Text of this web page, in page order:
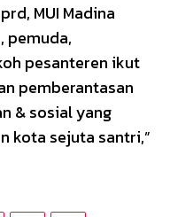
MUI Madina
pemuda,
pesanteren ikut
pemberantasan
& sosial yang
kota sejuta santri,”